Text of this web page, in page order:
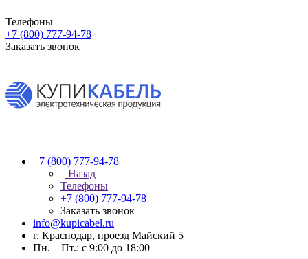
Телефоны
+7 (800) 777-94-78
Заказать звонок
+7 (800) 777-94-78
Назад
Телефоны
+7 (800) 777-94-78
Заказать звонок
info@kupicabel.ru
г. Краснодар, проезд Майский 5
Пн. – Пт.: с 9:00 до 18:00